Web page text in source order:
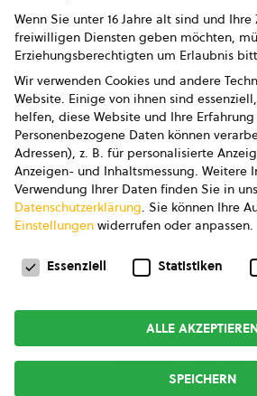
Impressum
Datenschutz
AGB
AGB Marketing
AGB Bildung
Newsletter
Copyright © 2026bio
Wenn Sie unter 16 Jahre alt sind und
freiwilligen Diensten geben möchten,
Erziehungsberechtigten um Erlaubnis
Wir verwenden Cookies und andere
Website. Einige von ihnen sind
helfen, diese Website und Ihre Erfahrung
Personenbezogene Daten können
Adressen), z. B. für personalisierte
Anzeigen- und Inhaltsmessung. Weitere
Verwendung Ihrer Daten finden Sie in
Datenschutzerklärung. Sie können Ihre
Einstellungen widerrufen oder anpassen.
Datenschutzeinstellungen
Essenziell Statistiken
ALLE
SPEICHERN